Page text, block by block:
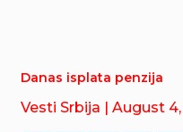
Danas isplata penzija
Vesti Srbija | August